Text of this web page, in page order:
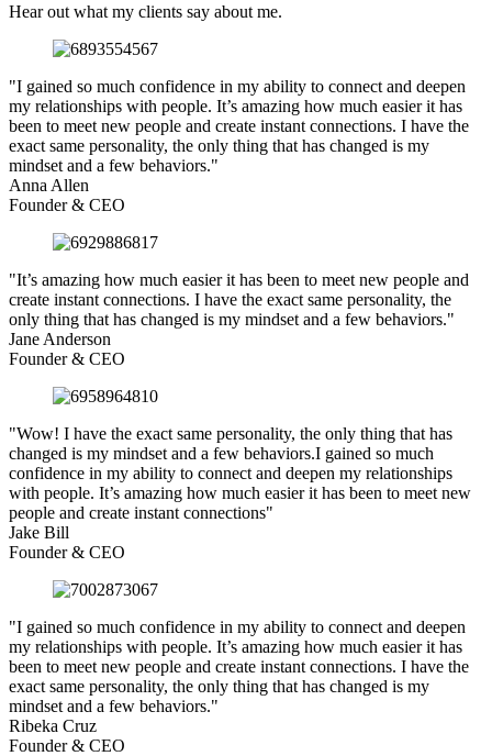
Hear out what my clients say about me.
"I gained so much confidence in my ability to connect and deepen
my relationships with people. It’s amazing how much easier it has
been to meet new people and create instant connections. I have the
exact same personality, the only thing that has changed is my
mindset and a few behaviors."
Anna Allen
Founder & CEO
"It’s amazing how much easier it has been to meet new people and
create instant connections. I have the exact same personality, the
only thing that has changed is my mindset and a few behaviors."
Jane Anderson
Founder & CEO
"Wow! I have the exact same personality, the only thing that has
changed is my mindset and a few behaviors.I gained so much
confidence in my ability to connect and deepen my relationships
with people. It’s amazing how much easier it has been to meet new
people and create instant connections"
Jake Bill
Founder & CEO
"I gained so much confidence in my ability to connect and deepen
my relationships with people. It’s amazing how much easier it has
been to meet new people and create instant connections. I have the
exact same personality, the only thing that has changed is my
mindset and a few behaviors."
Ribeka Cruz
Founder & CEO